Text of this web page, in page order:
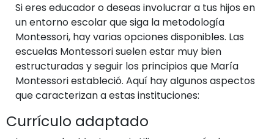
Si eres educador o deseas involucrar a tus hijos en
un entorno escolar que siga la metodología
Montessori, hay varias opciones disponibles. Las
escuelas Montessori suelen estar muy bien
estructuradas y seguir los principios que María
Montessori estableció. Aquí hay algunos aspectos
que caracterizan a estas instituciones:
Currículo adaptado